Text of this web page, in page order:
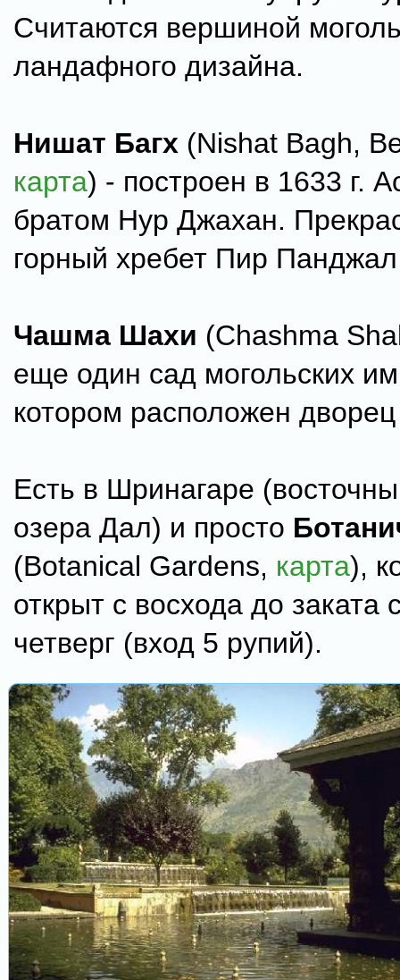
Считаются вершиной
ландафного дизайна.
Нишат Багх (Nishat Bagh,
карта) - построен в 1633 г.
братом Нур Джахан.
горный хребет Пир
Чашма Шахи (Chashma
еще один сад могольских
котором расположен
Есть в Шринагаре
озера Дал) и просто
(Botanical Gardens, карта),
открыт с восхода до заката
четверг (вход 5 рупий).